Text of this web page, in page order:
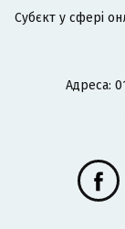
Cубєкт у сфері
Адреса: